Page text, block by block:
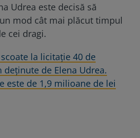
Udrea este decisă să
mod cât mai plăcut timpul
cei dragi.
scoate la licitație 40 de
deținute de Elena Udrea.
este de 1,9 milioane de lei